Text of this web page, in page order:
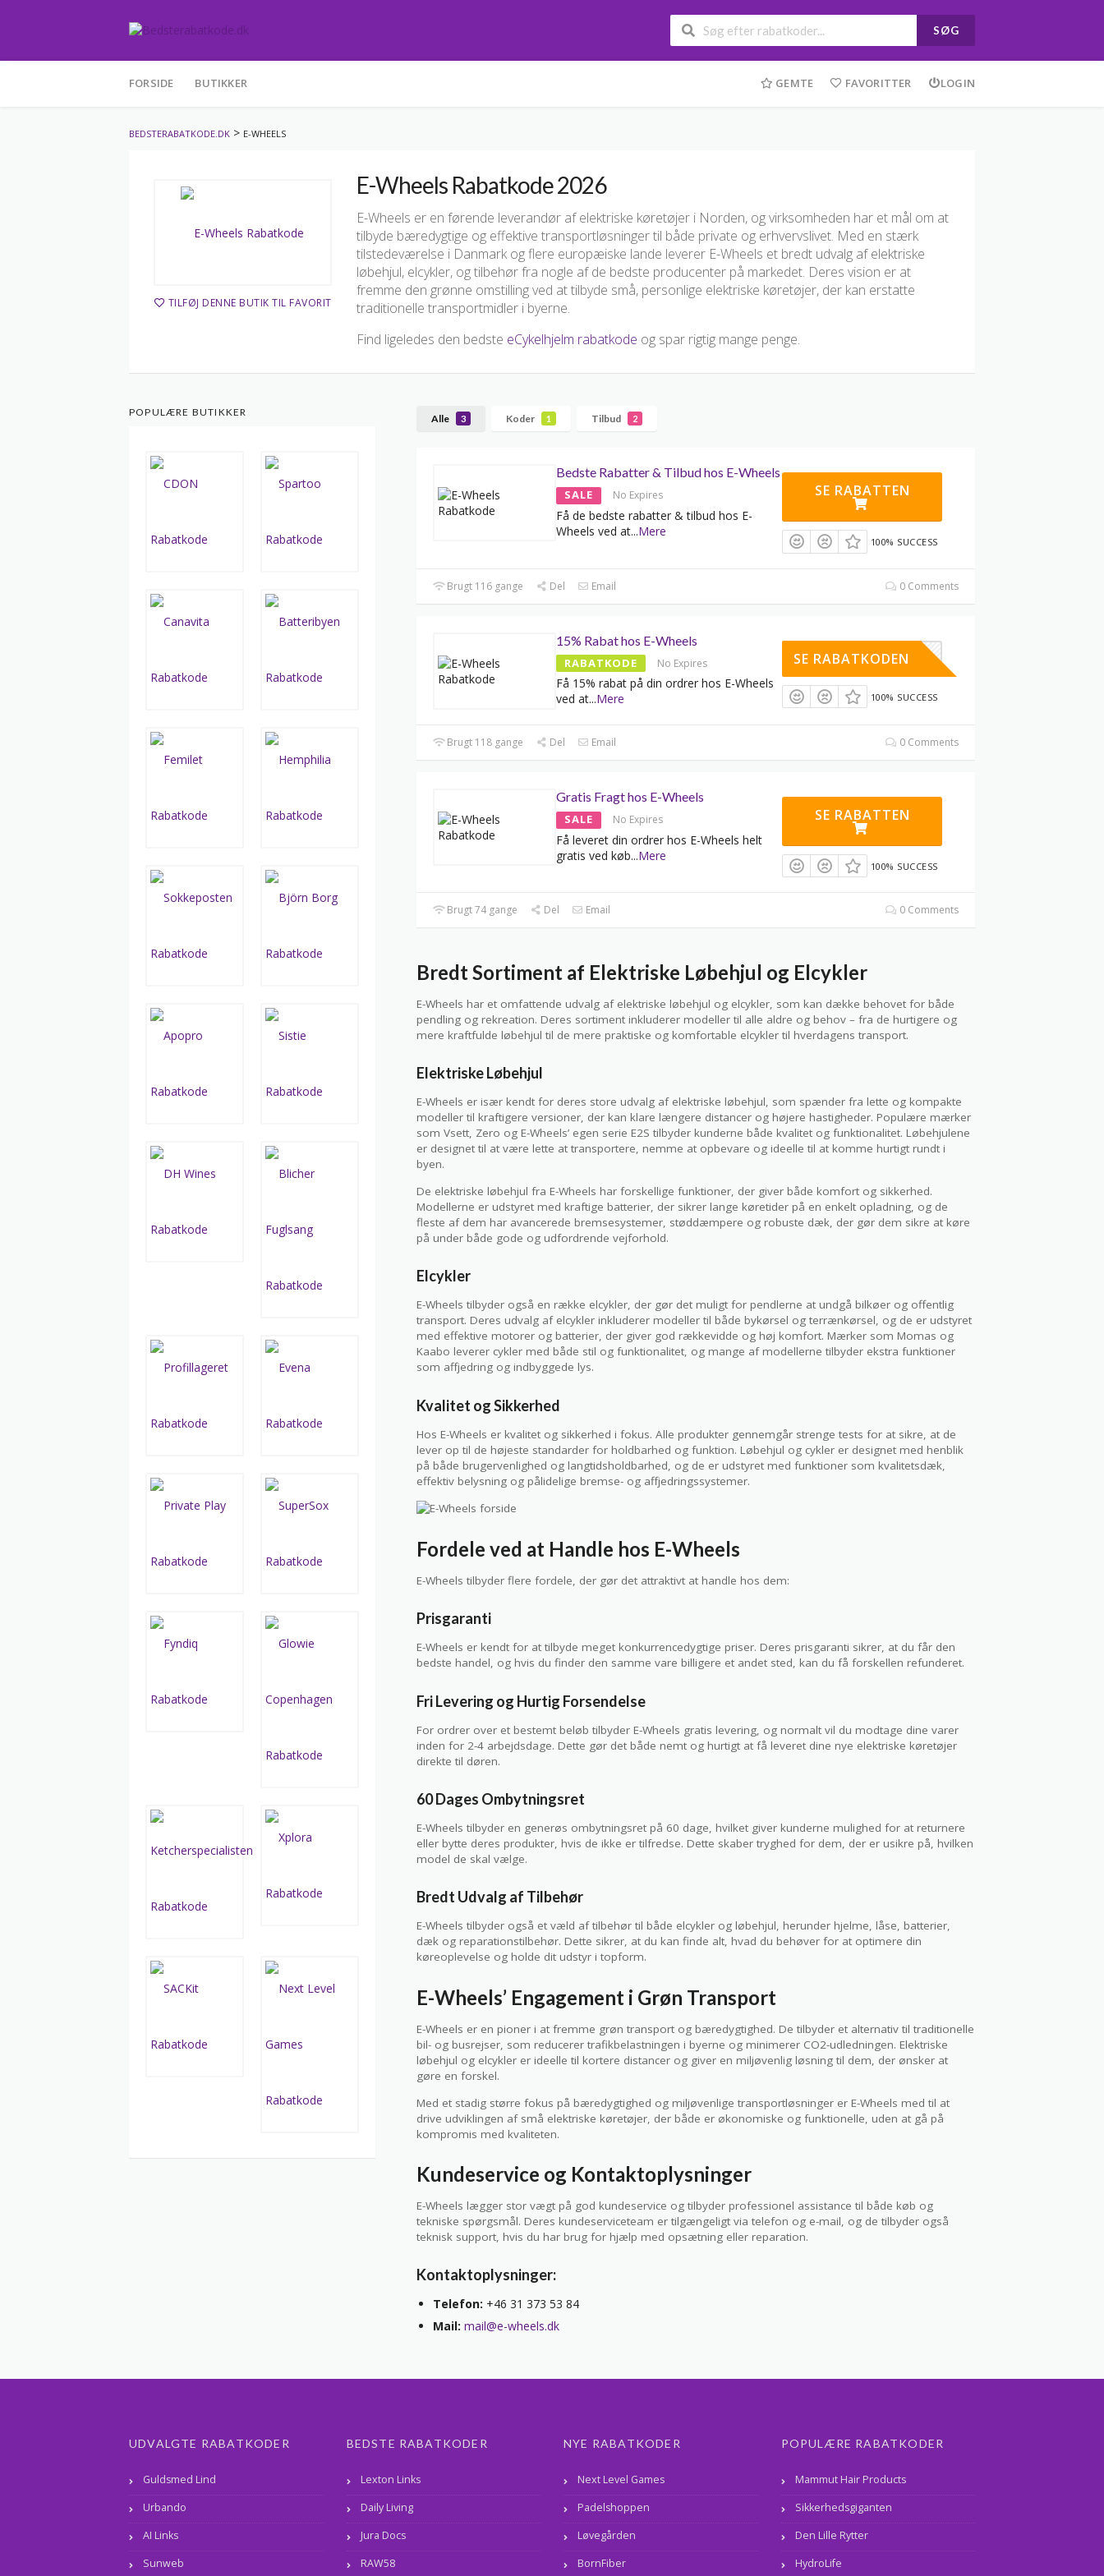
SØG
to
FORSIDE BUTIKKER GEMTE FAVORITTER LOGIN
BEDSTERABATKODE.DK > E-WHEELS
TILFØJ DENNE BUTIK TIL FAVORIT
E-Wheels Rabatkode 2026
E-Wheels er en førende leverandør af elektriske køretøjer i Norden, og virksomheden har et mål om at
tilbyde bæredygtige og effektive transportløsninger til både private og erhvervslivet. Med en stærk
tilstedeværelse i Danmark og flere europæiske lande leverer E-Wheels et bredt udvalg af elektriske
løbehjul, elcykler, og tilbehør fra nogle af de bedste producenter på markedet. Deres vision er at
fremme den grønne omstilling ved at tilbyde små, personlige elektriske køretøjer, der kan erstatte
traditionelle transportmidler i byerne.
Find ligeledes den bedste eCykelhjelm rabatkode og spar rigtig mange penge.
Alle 3 Koder 1 Tilbud 2
Bedste Rabatter & Tilbud hos E-Wheels
SALE No Expires
Få de bedste rabatter & tilbud hos E-
Wheels ved at...Mere
SE RABATTEN
100% SUCCESS
Brugt 116 gange Del Email 0 Comments
15% Rabat hos E-Wheels
RABATKODE No Expires
Få 15% rabat på din ordrer hos E-Wheels
ved at...Mere
CEMBER15
SE RABATKODEN
100% SUCCESS
Brugt 118 gange Del Email 0 Comments
Gratis Fragt hos E-Wheels
SALE No Expires
Få leveret din ordrer hos E-Wheels helt
gratis ved køb...Mere
SE RABATTEN
100% SUCCESS
Brugt 74 gange Del Email 0 Comments
Bredt Sortiment af Elektriske Løbehjul og Elcykler
E-Wheels har et omfattende udvalg af elektriske løbehjul og elcykler, som kan dække behovet for både
pendling og rekreation. Deres sortiment inkluderer modeller til alle aldre og behov – fra de hurtigere og
mere kraftfulde løbehjul til de mere praktiske og komfortable elcykler til hverdagens transport.
Elektriske Løbehjul
E-Wheels er især kendt for deres store udvalg af elektriske løbehjul, som spænder fra lette og kompakte
modeller til kraftigere versioner, der kan klare længere distancer og højere hastigheder. Populære mærker
som Vsett, Zero og E-Wheels’ egen serie E2S tilbyder kunderne både kvalitet og funktionalitet. Løbehjulene
er designet til at være lette at transportere, nemme at opbevare og ideelle til at komme hurtigt rundt i
byen.
De elektriske løbehjul fra E-Wheels har forskellige funktioner, der giver både komfort og sikkerhed.
Modellerne er udstyret med kraftige batterier, der sikrer lange køretider på en enkelt opladning, og de
fleste af dem har avancerede bremsesystemer, støddæmpere og robuste dæk, der gør dem sikre at køre
på under både gode og udfordrende vejforhold.
Elcykler
E-Wheels tilbyder også en række elcykler, der gør det muligt for pendlerne at undgå bilkøer og offentlig
transport. Deres udvalg af elcykler inkluderer modeller til både bykørsel og terrænkørsel, og de er udstyret
med effektive motorer og batterier, der giver god rækkevidde og høj komfort. Mærker som Momas og
Kaabo leverer cykler med både stil og funktionalitet, og mange af modellerne tilbyder ekstra funktioner
som affjedring og indbyggede lys.
Kvalitet og Sikkerhed
Hos E-Wheels er kvalitet og sikkerhed i fokus. Alle produkter gennemgår strenge tests for at sikre, at de
lever op til de højeste standarder for holdbarhed og funktion. Løbehjul og cykler er designet med henblik
på både brugervenlighed og langtidsholdbarhed, og de er udstyret med funktioner som kvalitetsdæk,
effektiv belysning og pålidelige bremse- og affjedringssystemer.
Fordele ved at Handle hos E-Wheels
E-Wheels tilbyder flere fordele, der gør det attraktivt at handle hos dem:
Prisgaranti
E-Wheels er kendt for at tilbyde meget konkurrencedygtige priser. Deres prisgaranti sikrer, at du får den
bedste handel, og hvis du finder den samme vare billigere et andet sted, kan du få forskellen refunderet.
Fri Levering og Hurtig Forsendelse
For ordrer over et bestemt beløb tilbyder E-Wheels gratis levering, og normalt vil du modtage dine varer
inden for 2-4 arbejdsdage. Dette gør det både nemt og hurtigt at få leveret dine nye elektriske køretøjer
direkte til døren.
60 Dages Ombytningsret
E-Wheels tilbyder en generøs ombytningsret på 60 dage, hvilket giver kunderne mulighed for at returnere
eller bytte deres produkter, hvis de ikke er tilfredse. Dette skaber tryghed for dem, der er usikre på, hvilken
model de skal vælge.
Bredt Udvalg af Tilbehør
E-Wheels tilbyder også et væld af tilbehør til både elcykler og løbehjul, herunder hjelme, låse, batterier,
dæk og reparationstilbehør. Dette sikrer, at du kan finde alt, hvad du behøver for at optimere din
køreoplevelse og holde dit udstyr i topform.
E-Wheels’ Engagement i Grøn Transport
E-Wheels er en pioner i at fremme grøn transport og bæredygtighed. De tilbyder et alternativ til traditionelle
bil- og busrejser, som reducerer trafikbelastningen i byerne og minimerer CO2-udledningen. Elektriske
løbehjul og elcykler er ideelle til kortere distancer og giver en miljøvenlig løsning til dem, der ønsker at
gøre en forskel.
Med et stadig større fokus på bæredygtighed og miljøvenlige transportløsninger er E-Wheels med til at
drive udviklingen af små elektriske køretøjer, der både er økonomiske og funktionelle, uden at gå på
kompromis med kvaliteten.
Kundeservice og Kontaktoplysninger
E-Wheels lægger stor vægt på god kundeservice og tilbyder professionel assistance til både køb og
tekniske spørgsmål. Deres kundeserviceteam er tilgængeligt via telefon og e-mail, og de tilbyder også
teknisk support, hvis du har brug for hjælp med opsætning eller reparation.
Kontaktoplysninger:
Telefon: +46 31 373 53 84
Mail: mail@e-wheels.dk
POPULÆRE BUTIKKER
UDVALGTE RABATKODER
Guldsmed Lind
Urbando
AI Links
Sunweb
BEDSTE RABATKODER
Lexton Links
Daily Living
Jura Docs
RAW58
NYE RABATKODER
Next Level Games
Padelshoppen
Løvegården
BornFiber
POPULÆRE RABATKODER
Mammut Hair Products
Sikkerhedsgiganten
Den Lille Rytter
HydroLife